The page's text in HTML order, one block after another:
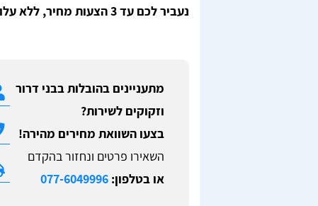
נעביר לכם עד 3 הצעות מחיר, ללא עלות וללא התחייבות!
מתעניינים בהובלות בבני דרור
וזקוקים לשירות?
בצעו השוואת מחירים מהירה!
השאירו פרטים ונחזור בהקדם
או בטלפון:077-6049996